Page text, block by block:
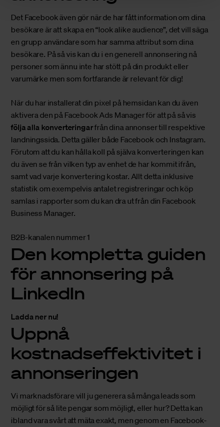
Det Facebook även gör när de har fått information om dina
besökare är att skapa en “look alike audience”, det vill säga
en grupp användare som har samma attribut som dina
besökare. På så vis kan du i en generell annonsering nå
personer som ännu inte har stött på din produkt eller
varumärke men som fortfarande är relevant för dig!
När du har installerat din pixel på hemsidan kan du även
aktivera den på Facebook Ads Manager för att på så vis
följa alla konverteringarfrån dina annonser till respektive
landningssida. Detta gäller både Facebook och Instagram.
Förutom att du kan hålla koll på själva konverteringen kan
du även se från vilken typ av enhet de har kommit ifrån,
samt vad varje konvertering kostar. Allt detta inklusive
statistik om exempelvis antalet registreringar och köp
samlas i rapporter som du kan dra ut från din Facebook
Business Manager.
B2B-kanalen nummer 1
Den kompletta guiden
för annonsering på
LinkedIn
Ladda ner nu!
Uppnå
kostnadseffektivitet i
annonseringen
Vi marknadsförare vill ju generera så många leads som
möjligt för så lite pengar som möjligt, eller hur? Detta kan
ibland vara svårt att mäta exakt, men genom en Facebook-